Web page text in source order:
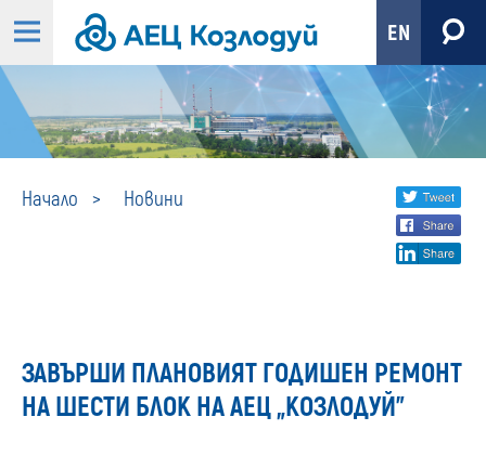
EN
Начало Новини
Share
social
ЗАВЪРШИ ПЛАНОВИЯТ ГОДИШЕН РЕМОНТ
НА ШЕСТИ БЛОК НА АЕЦ „КОЗЛОДУЙ”